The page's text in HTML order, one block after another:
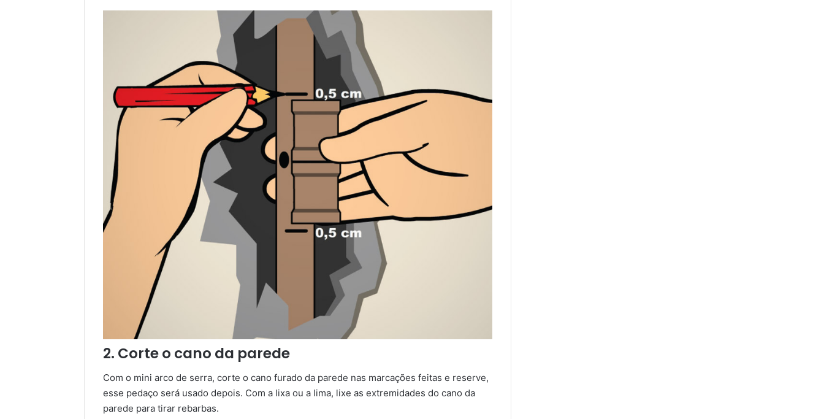
2. Corte o cano da parede
Com o mini arco de serra, corte o cano furado da parede nas marcações feitas e reserve,
esse pedaço será usado depois. Com a lixa ou a lima, lixe as extremidades do cano da
parede para tirar rebarbas.